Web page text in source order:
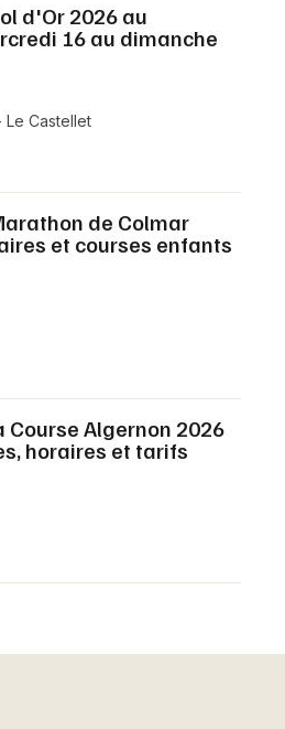
d'Or 2026 au
16 au dimanche
Le Castellet
de Colmar
et courses enfants
Algernon 2026
horaires et tarifs